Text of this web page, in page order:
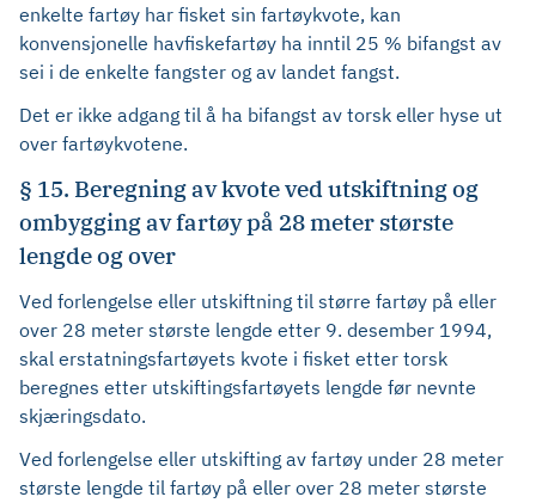
enkelte fartøy har fisket sin fartøykvote, kan
konvensjonelle havfiskefartøy ha inntil 25 % bifangst av
sei i de enkelte fangster og av landet fangst.
Det er ikke adgang til å ha bifangst av torsk eller hyse ut
over fartøykvotene.
§ 15. Beregning av kvote ved utskiftning og
ombygging av fartøy på 28 meter største
lengde og over
Ved forlengelse eller utskiftning til større fartøy på eller
over 28 meter største lengde etter 9. desember 1994,
skal erstatningsfartøyets kvote i fisket etter torsk
beregnes etter utskiftingsfartøyets lengde før nevnte
skjæringsdato.
Ved forlengelse eller utskifting av fartøy under 28 meter
største lengde til fartøy på eller over 28 meter største